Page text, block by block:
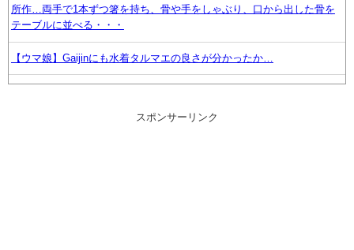
所作…両手で1本ずつ箸を持ち、骨や手をしゃぶり、口から出した骨を
テーブルに並べる・・・
【ウマ娘】Gaijinにも水着タルマエの良さが分かったか…
ャングル」「Iridescent Memories」が登場！！
スポンサーリンク